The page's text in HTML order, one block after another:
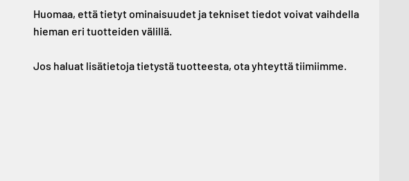
Huomaa, että tietyt ominaisuudet ja tekniset tiedot voivat vaihdella
hieman eri tuotteiden välillä.
Jos haluat lisätietoja tietystä tuotteesta, ota yhteyttä tiimiimme.